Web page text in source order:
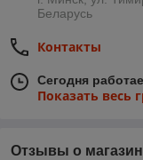
Беларусь
Контакты
Сегодня
Показать весь
Отзывы о